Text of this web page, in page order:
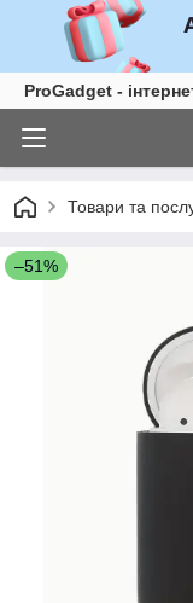
ProGadget -
Товари та
–51%